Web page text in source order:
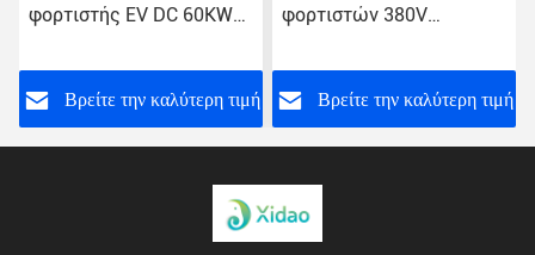
φορτιστής EV DC 60KW
LCD CCS1 με πληρωμή
Βρείτε την καλύτερη τιμή
φορτιστών 380V
χρεώνει το σωρό
Βρείτε την καλύτερη τιμή